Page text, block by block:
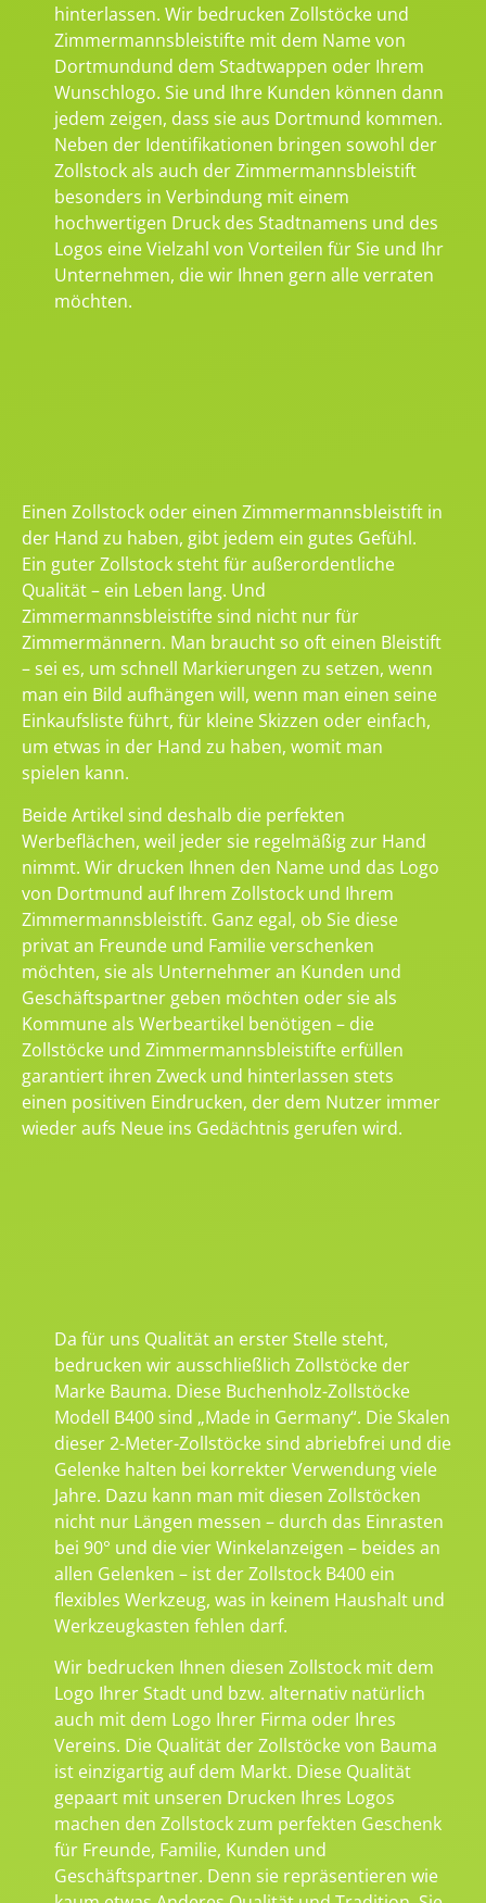
hinterlassen. Wir bedrucken Zollstöcke und
Zimmermannsbleistifte mit dem Name von
Dortmundund dem Stadtwappen oder Ihrem
Wunschlogo. Sie und Ihre Kunden können dann
jedem zeigen, dass sie aus Dortmund kommen.
Neben der Identifikationen bringen sowohl der
Zollstock als auch der Zimmermannsbleistift
besonders in Verbindung mit einem
hochwertigen Druck des Stadtnamens und des
Logos eine Vielzahl von Vorteilen für Sie und Ihr
Unternehmen, die wir Ihnen gern alle verraten
möchten.
Einen Zollstock oder einen Zimmermannsbleistift in
der Hand zu haben, gibt jedem ein gutes Gefühl.
Ein guter Zollstock steht für außerordentliche
Qualität – ein Leben lang. Und
Zimmermannsbleistifte sind nicht nur für
Zimmermännern. Man braucht so oft einen Bleistift
– sei es, um schnell Markierungen zu setzen, wenn
man ein Bild aufhängen will, wenn man einen seine
Einkaufsliste führt, für kleine Skizzen oder einfach,
um etwas in der Hand zu haben, womit man
spielen kann.
Beide Artikel sind deshalb die perfekten
Werbeflächen, weil jeder sie regelmäßig zur Hand
nimmt. Wir drucken Ihnen den Name und das Logo
von Dortmund auf Ihrem Zollstock und Ihrem
Zimmermannsbleistift. Ganz egal, ob Sie diese
privat an Freunde und Familie verschenken
möchten, sie als Unternehmer an Kunden und
Geschäftspartner geben möchten oder sie als
Kommune als Werbeartikel benötigen – die
Zollstöcke und Zimmermannsbleistifte erfüllen
garantiert ihren Zweck und hinterlassen stets
einen positiven Eindrucken, der dem Nutzer immer
wieder aufs Neue ins Gedächtnis gerufen wird.
Da für uns Qualität an erster Stelle steht,
bedrucken wir ausschließlich Zollstöcke der
Marke Bauma. Diese Buchenholz-Zollstöcke
Modell B400 sind „Made in Germany“. Die Skalen
dieser 2-Meter-Zollstöcke sind abriebfrei und die
Gelenke halten bei korrekter Verwendung viele
Jahre. Dazu kann man mit diesen Zollstöcken
nicht nur Längen messen – durch das Einrasten
bei 90° und die vier Winkelanzeigen – beides an
allen Gelenken – ist der Zollstock B400 ein
flexibles Werkzeug, was in keinem Haushalt und
Werkzeugkasten fehlen darf.
Wir bedrucken Ihnen diesen Zollstock mit dem
Logo Ihrer Stadt und bzw. alternativ natürlich
auch mit dem Logo Ihrer Firma oder Ihres
Vereins. Die Qualität der Zollstöcke von Bauma
ist einzigartig auf dem Markt. Diese Qualität
gepaart mit unseren Drucken Ihres Logos
machen den Zollstock zum perfekten Geschenk
für Freunde, Familie, Kunden und
Geschäftspartner. Denn sie repräsentieren wie